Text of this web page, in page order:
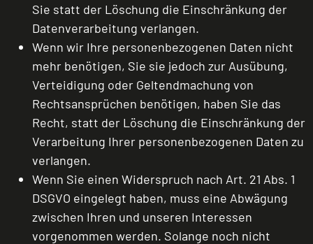
Sie statt der Löschung die Einschränkung der
Datenverarbeitung verlangen.
Wenn wir Ihre personenbezogenen Daten nicht
mehr benötigen, Sie sie jedoch zur Ausübung,
Verteidigung oder Geltendmachung von
Rechtsansprüchen benötigen, haben Sie das
Recht, statt der Löschung die Einschränkung der
Verarbeitung Ihrer personenbezogenen Daten zu
verlangen.
Wenn Sie einen Widerspruch nach Art. 21 Abs. 1
DSGVO eingelegt haben, muss eine Abwägung
zwischen Ihren und unseren Interessen
vorgenommen werden. Solange noch nicht